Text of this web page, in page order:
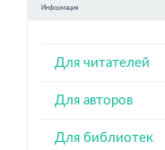
Информация
Для читателей
Для авторов
Для библиотек